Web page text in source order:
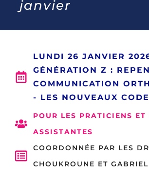
janvier
LUNDI 26 JANVIER
GÉNÉRATION Z :
COMMUNICATION
- LES NOUVEAUX
POUR LES PRATICIENS ET
ASSISTANTES
COORDONNÉE PAR LES
CHOUKROUNE ET